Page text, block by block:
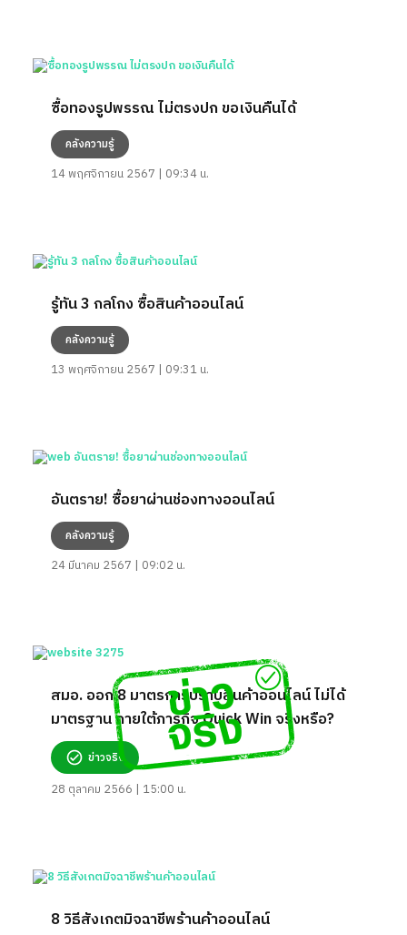
ซื้อทองรูปพรรณ ไม่ตรงปก ขอเงินคืนได้
คลังความรู้
14 พฤศจิกายน 2567 | 09:34 น.
รู้ทัน 3 กลโกง ซื้อสินค้าออนไลน์
คลังความรู้
13 พฤศจิกายน 2567 | 09:31 น.
อันตราย! ซื้อยาผ่านช่องทางออนไลน์
คลังความรู้
24 มีนาคม 2567 | 09:02 น.
สมอ. ออก 8 มาตรการปราบสินค้าออนไลน์ ไม่ได้
มาตรฐาน ภายใต้ภารกิจ Quick Win จริงหรือ?
ข่าวจริง
28 ตุลาคม 2566 | 15:00 น.
8 วิธีสังเกตมิจฉาชีพร้านค้าออนไลน์